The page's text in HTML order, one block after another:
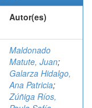
Autor(es)
Maldonado
Matute, Juan;
Galarza Hidalgo,
Ana Patricia;
Zúñiga Ríos,